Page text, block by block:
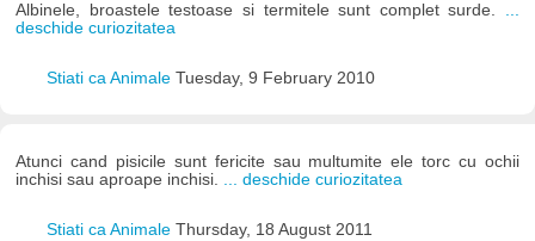
Albinele, broastele testoase si termitele sunt complet surde. ...
deschide curiozitatea
Stiati ca Animale Tuesday, 9 February 2010
Atunci cand pisicile sunt fericite sau multumite ele torc cu ochii
inchisi sau aproape inchisi.
... deschide curiozitatea
Stiati ca Animale Thursday, 18 August 2011